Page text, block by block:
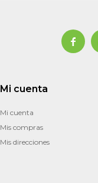

Mi cuenta
Mi cuenta
Mis compras
Mis direcciones